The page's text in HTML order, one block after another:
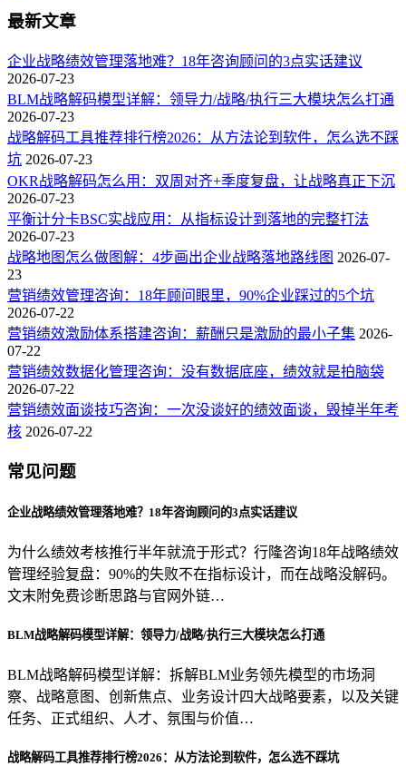
最新文章
企业战略绩效管理落地难？18年咨询顾问的3点实话建议
2026-07-23
BLM战略解码模型详解：领导力/战略/执行三大模块怎么打通
2026-07-23
战略解码工具推荐排行榜2026：从方法论到软件，怎么选不踩
坑 2026-07-23
OKR战略解码怎么用：双周对齐+季度复盘，让战略真正下沉
2026-07-23
平衡计分卡BSC实战应用：从指标设计到落地的完整打法
2026-07-23
战略地图怎么做图解：4步画出企业战略落地路线图 2026-07-
23
营销绩效管理咨询：18年顾问眼里，90%企业踩过的5个坑
2026-07-22
营销绩效激励体系搭建咨询：薪酬只是激励的最小子集 2026-
07-22
营销绩效数据化管理咨询：没有数据底座，绩效就是拍脑袋
2026-07-22
营销绩效面谈技巧咨询：一次没谈好的绩效面谈，毁掉半年考
核 2026-07-22
常见问题
企业战略绩效管理落地难？18年咨询顾问的3点实话建议
为什么绩效考核推行半年就流于形式？行隆咨询18年战略绩效
管理经验复盘：90%的失败不在指标设计，而在战略没解码。
文末附免费诊断思路与官网外链…
BLM战略解码模型详解：领导力/战略/执行三大模块怎么打通
BLM战略解码模型详解：拆解BLM业务领先模型的市场洞
察、战略意图、创新焦点、业务设计四大战略要素，以及关键
任务、正式组织、人才、氛围与价值…
战略解码工具推荐排行榜2026：从方法论到软件，怎么选不踩坑